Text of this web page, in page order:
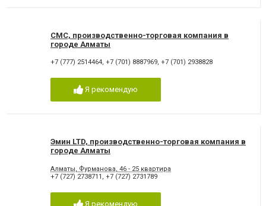
СМС, производственно-торговая компания в
городе Алматы
+7 (777) 2514464, +7 (701) 8887969, +7 (701) 2938828
Я рекомендую
Эмин LTD, производственно-торговая компания в
городе Алматы
Алматы, Фурманова, 46 - 25 квартира
+7 (727) 2738711
+7 (727) 2731789
Я рекомендую